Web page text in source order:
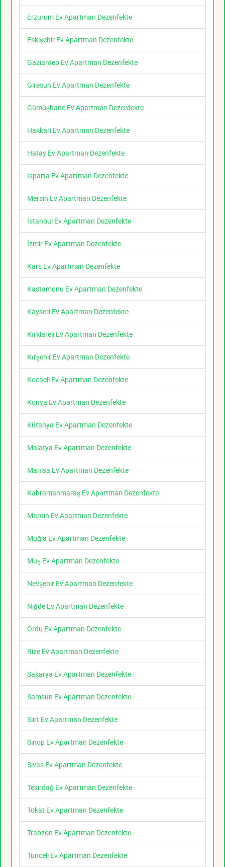
Erzurum Ev Apartman Dezenfekte
Eskişehir Ev Apartman Dezenfekte
Gaziantep Ev Apartman Dezenfekte
Giresun Ev Apartman Dezenfekte
Gümüşhane Ev Apartman Dezenfekte
Hakkari Ev Apartman Dezenfekte
Hatay Ev Apartman Dezenfekte
Isparta Ev Apartman Dezenfekte
Mersin Ev Apartman Dezenfekte
İstanbul Ev Apartman Dezenfekte
İzmir Ev Apartman Dezenfekte
Kars Ev Apartman Dezenfekte
Kastamonu Ev Apartman Dezenfekte
Kayseri Ev Apartman Dezenfekte
Kırklareli Ev Apartman Dezenfekte
Kırşehir Ev Apartman Dezenfekte
Kocaeli Ev Apartman Dezenfekte
Konya Ev Apartman Dezenfekte
Kütahya Ev Apartman Dezenfekte
Malatya Ev Apartman Dezenfekte
Manisa Ev Apartman Dezenfekte
Kahramanmaraş Ev Apartman Dezenfekte
Mardin Ev Apartman Dezenfekte
Muğla Ev Apartman Dezenfekte
Muş Ev Apartman Dezenfekte
Nevşehir Ev Apartman Dezenfekte
Niğde Ev Apartman Dezenfekte
Ordu Ev Apartman Dezenfekte
Rize Ev Apartman Dezenfekte
Sakarya Ev Apartman Dezenfekte
Samsun Ev Apartman Dezenfekte
Siirt Ev Apartman Dezenfekte
Sinop Ev Apartman Dezenfekte
Sivas Ev Apartman Dezenfekte
Tekirdağ Ev Apartman Dezenfekte
Tokat Ev Apartman Dezenfekte
Trabzon Ev Apartman Dezenfekte
Tunceli Ev Apartman Dezenfekte